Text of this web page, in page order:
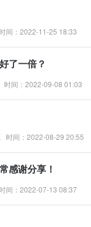
时间：2022-11-25 18:33
了一倍？
时间：2022-09-08 01:03
时间：2022-08-29 20:55
感谢分享！
时间：2022-07-13 08:37